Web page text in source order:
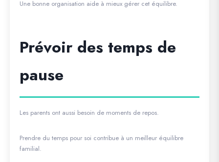
Une bonne organisation aide à mieux gérer cet équilibre.
Prévoir des temps de
pause
Les parents ont aussi besoin de moments de repos.
Prendre du temps pour soi contribue à un meilleur équilibre
familial.